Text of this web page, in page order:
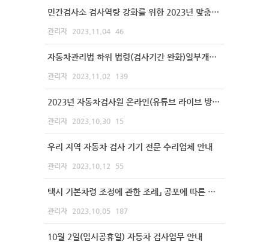
민간검사소 검사역량 강화를 위한 2023년 맞춤형 컨설팅(하반기) 시행 안내
관리자 2023.11.04 46
자동차관리법 하위 법령(검사기간 완화)일부개정령 공포 안내
관리자 2023.11.02 139
2023년 자동차검사원 온라인(유튜브 라이브 방송)검사기술교육(4차) 참여 안내
관리자 2023.10.30 15
우리 지역 자동차 검사 기기 전문 수리업체 안내
관리자 2023.10.12 55
택시 기본차령 조정에 관한 조례」 공포에 따른 차령연장 안내
관리자 2023.10.05 187
10월 2일(임시공휴일) 자동차 검사업무 안내